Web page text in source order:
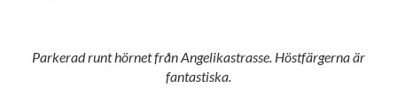
Parkerad runt hörnet från Angelikastrasse. Höstfärgerna är
fantastiska.